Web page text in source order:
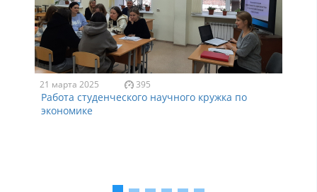
21 марта 2025 395
Работа студенческого научного кружка по
экономике